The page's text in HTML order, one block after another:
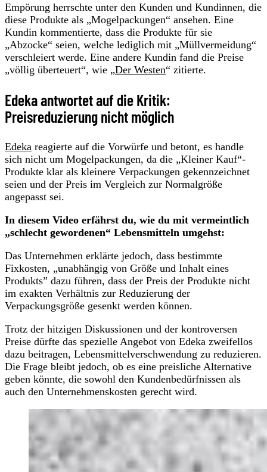
Empörung herrschte unter den Kunden und Kundinnen, die
diese Produkte als „Mogelpackungen“ ansehen. Eine
Kundin kommentierte, dass die Produkte für sie
„Abzocke“ seien, welche lediglich mit „Müllvermeidung“
verschleiert werde. Eine andere Kundin fand die Preise
„völlig überteuert“, wie „Der Westen“ zitierte.
Edeka antwortet auf die Kritik:
Preisreduzierung nicht möglich
Edeka reagierte auf die Vorwürfe und betont, es handle
sich nicht um Mogelpackungen, da die „Kleiner Kauf“-
Produkte klar als kleinere Verpackungen gekennzeichnet
seien und der Preis im Vergleich zur Normalgröße
angepasst sei.
In diesem Video erfährst du, wie du mit vermeintlich
„schlecht gewordenen“ Lebensmitteln umgehst:
Das Unternehmen erklärte jedoch, dass bestimmte
Fixkosten, „unabhängig von Größe und Inhalt eines
Produkts” dazu führen, dass der Preis der Produkte nicht
im exakten Verhältnis zur Reduzierung der
Verpackungsgröße gesenkt werden können.
Trotz der hitzigen Diskussionen und der kontroversen
Preise dürfte das spezielle Angebot von Edeka zweifellos
dazu beitragen, Lebensmittelverschwendung zu reduzieren.
Die Frage bleibt jedoch, ob es eine preisliche Alternative
geben könnte, die sowohl den Kundenbedürfnissen als
auch den Unternehmenskosten gerecht wird.